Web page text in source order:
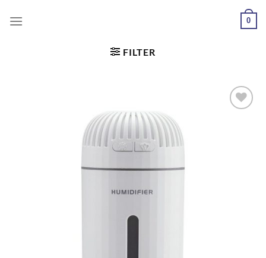
0
FILTER